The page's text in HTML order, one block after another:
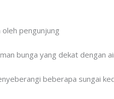
pengunjung
bunga yang dekat dengan
beberapa sungai